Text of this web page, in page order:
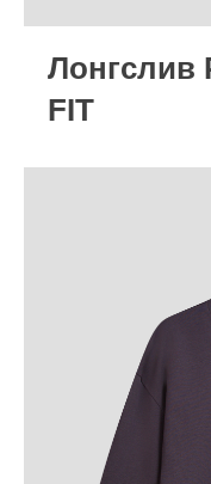
Лонгслив
FIT